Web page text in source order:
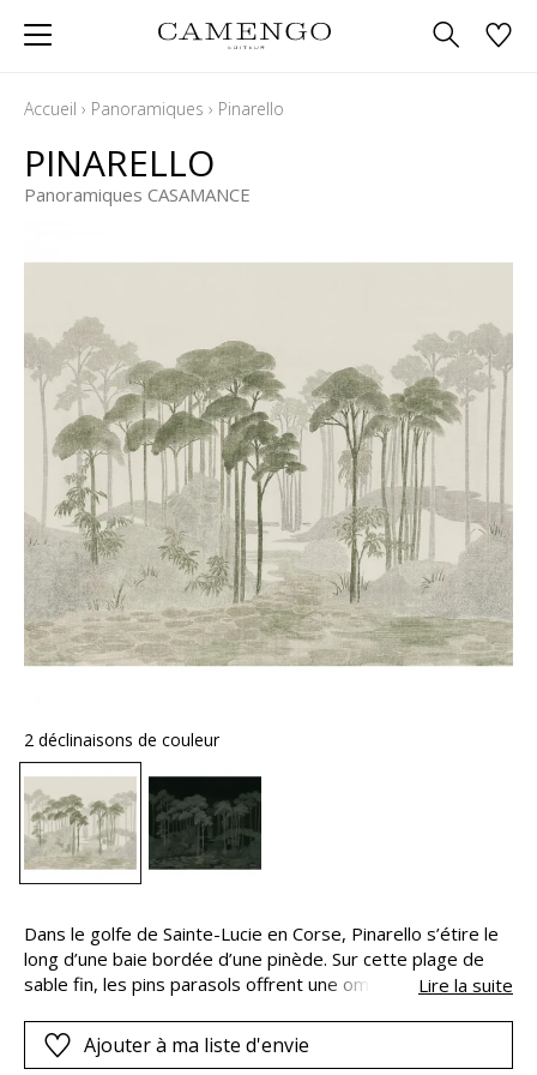
Accueil › Panoramiques › Pinarello
PINARELLO
Panoramiques CASAMANCE
2 déclinaisons de couleur
Dans le golfe de Sainte-Lucie en Corse, Pinarello s’étire le
long d’une baie bordée d’une pinède. Sur cette plage de
sable fin, les pins parasols offrent une ombre apaisante.
murmure de la mer qui prolonge la sensation de quiétude.
La douceur d’une fin d’après-midi à Pinarello est traduite
Lire la suite
Ajouter à ma liste d'envie